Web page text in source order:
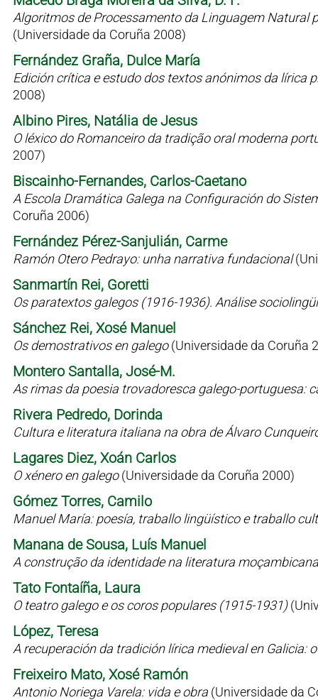
Algoritmos de Processamento da Linguagem Natural
(Universidade da Coruña 2008)
Fernández Graña, Dulce María
Edición crítica e estudo dos textos anónimos da lírica
2008)
Albino Pires, Natália de Jesus
O léxico do Romanceiro da tradição oral moderna
2007)
Biscainho-Fernandes, Carlos-Caetano
A Escola Dramática Galega na Configuración do
Coruña 2006)
Fernández Pérez-Sanjulián, Carme
Ramón Otero Pedrayo: unha narrativa fundacional
Sanmartín Rei, Goretti
Os paratextos galegos (1916-1936). Análise
Sánchez Rei, Xosé Manuel
Os demostrativos en galego(Universidade da Coruña
Montero Santalla, José-M.
As rimas da poesia trovadoresca galego-portuguesa:
Rivera Pedredo, Dorinda
Cultura e literatura italiana na obra de Álvaro
Lagares Diez, Xoán Carlos
O xénero en galego(Universidade da Coruña 2000)
Gómez Torres, Camilo
Manuel María: poesía, traballo lingüístico e traballo
Manana de Sousa, Luís Manuel
A construção da identidade na literatura
Tato Fontaíña, Laura
O teatro galego e os coros populares (1915-1931)
López, Teresa
A recuperación da tradición lírica medieval en Galicia:
Freixeiro Mato, Xosé Ramón
Antonio Noriega Varela: vida e obra (Universidade da